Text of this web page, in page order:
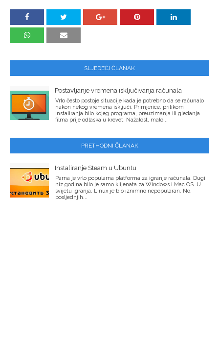
SLJEDEĆI ČLANAK
Postavljanje vremena isključivanja računala
Vrlo često postoje situacije kada je potrebno da se računalo
nakon nekog vremena isključi. Primjerice, prilikom
instaliranja bilo kojeg programa, preuzimanja ili gledanja
filma prije odlaska u krevet. Nažalost, malo...
PRETHODNI ČLANAK
Instaliranje Steam u Ubuntu
Parna je vrlo popularna platforma za igranje računala. Dugi
niz godina bilo je samo klijenata za Windows i Mac OS. U
svijetu igranja, Linux je bio iznimno nepopularan. No,
posljednjih...